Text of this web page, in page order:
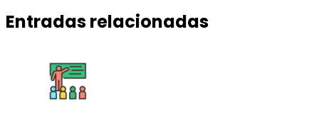
Entradas relacionadas